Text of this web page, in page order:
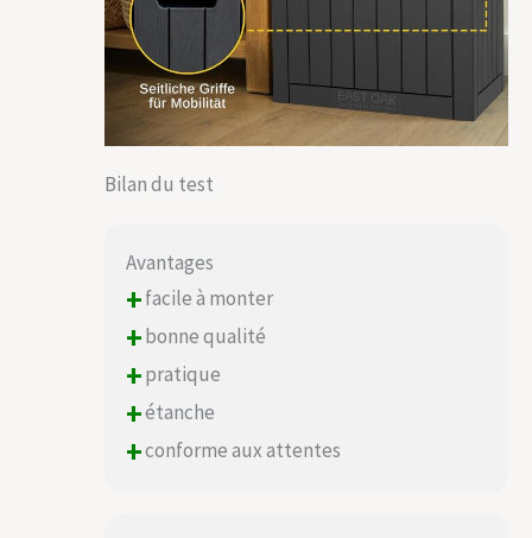
Bilan du test
Avantages
+facile à monter
+bonne qualité
+pratique
+étanche
+conforme aux attentes